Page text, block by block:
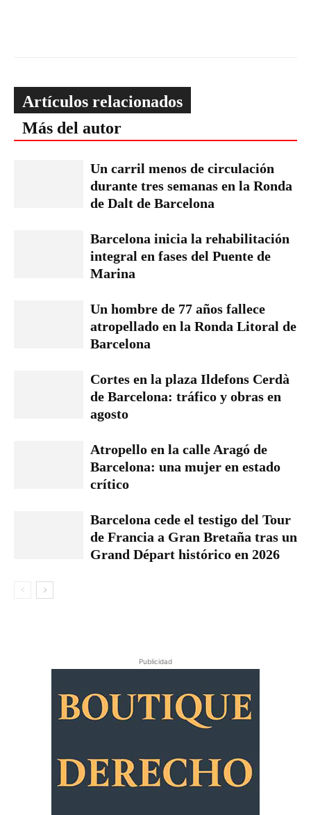
Artículos relacionados
Más del autor
Un carril menos de circulación
durante tres semanas en la Ronda
de Dalt de Barcelona
Barcelona inicia la rehabilitación
integral en fases del Puente de
Marina
Un hombre de 77 años fallece
atropellado en la Ronda Litoral de
Barcelona
Cortes en la plaza Ildefons Cerdà
de Barcelona: tráfico y obras en
agosto
Atropello en la calle Aragó de
Barcelona: una mujer en estado
crítico
Barcelona cede el testigo del Tour
de Francia a Gran Bretaña tras un
Grand Départ histórico en 2026
Publicidad